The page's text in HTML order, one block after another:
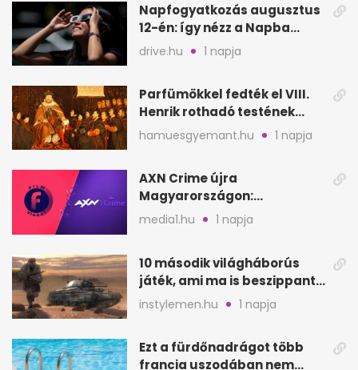
Napfogyatkozás augusztus
12-én: így nézz a Napba
biztonságosan
drive.hu 1 napja
Parfümökkel fedték el VIII.
Henrik rothadó testének
szagát
hamuesgyemant.hu 1 napja
AXN Crime újra
Magyarországon:
szeptembertől a Viasat Film
media1.hu 1 napja
10 második világháborús
játék, ami ma is beszippant
a képernyő elé
instylemen.hu 1 napja
Ezt a fürdőnadrágot több
francia uszodában nem